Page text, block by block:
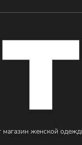
женской